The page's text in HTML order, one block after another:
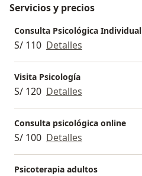
Servicios y precios
Consulta Psicológica Individual
S/ 110 Detalles
Visita Psicología
S/ 120 Detalles
Consulta psicológica online
S/ 100 Detalles
Psicoterapia adultos